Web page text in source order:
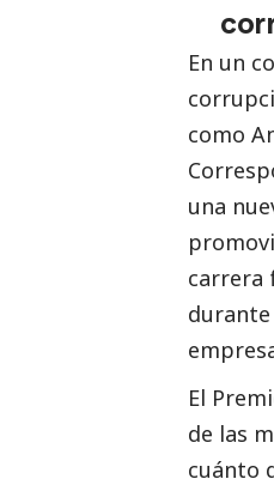
En un
como
una
carrera
El
de las
cuánto